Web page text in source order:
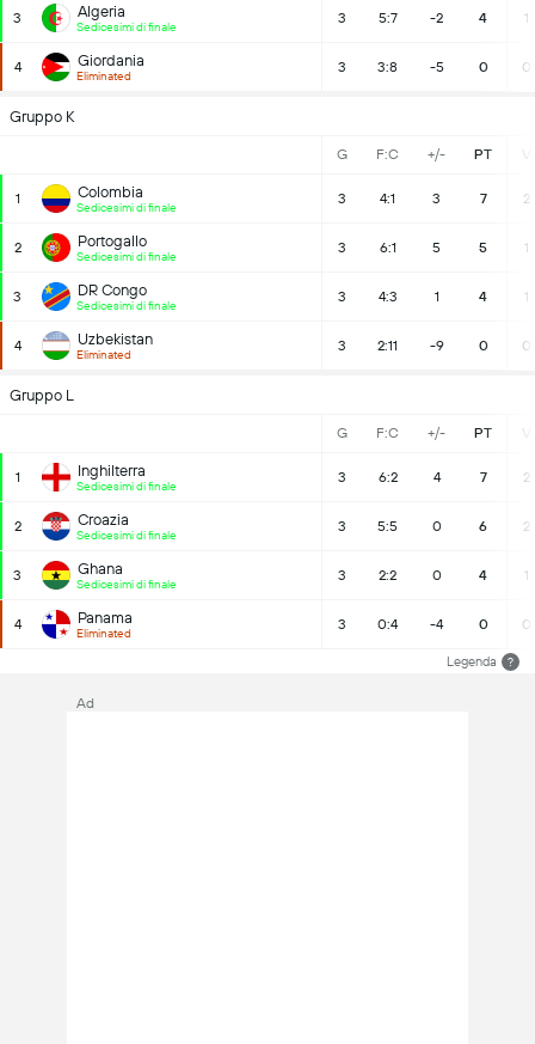
3 Algeria
Sedicesimi di finale
3 5:7 -2 4 1
4 Giordania
Eliminated
3 3:8 -5 0 0
Gruppo K
G F:C +/- PT V
1 Colombia
Sedicesimi di finale
3 4:1 3 7 2
2 Portogallo
Sedicesimi di finale
3 6:1 5 5 1
3 DR Congo
Sedicesimi di finale
3 4:3 1 4 1
4 Uzbekistan
Eliminated
3 2:11 -9 0 0
Gruppo L
G F:C +/- PT V
1 Inghilterra
Sedicesimi di finale
3 6:2 4 7 2
2 Croazia
Sedicesimi di finale
3 5:5 0 6 2
3 Ghana
Sedicesimi di finale
3 2:2 0 4 1
4 Panama
Eliminated
3 0:4 -4 0 0
Legenda ?
Ad